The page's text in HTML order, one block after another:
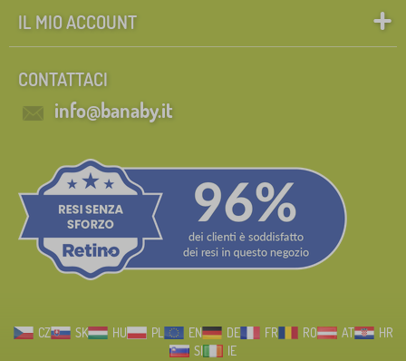
IL MIO ACCOUNT
CONTATTACI
info@banaby.it
CZ SK HU PL EN DE FR RO AT
HR
SI
IE